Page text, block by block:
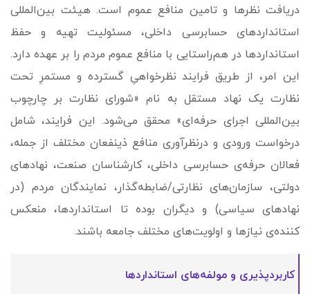
دریافت نظرها و تامین منافع عموم است. هیئت بین‌المللی
استانداردهای حسابرسی داخلی، مسئولیت تهیه و حفظ
استانداردها در هم‌راستایی با منافع عموم مردم را بر عهده دارد.
این امر، از طریق فرایند نظرخواهیِ گسترده و مستمرِ تحت
نظارت یک نهاد مستقل به نام «شورای نظارت بر چارچوب
بین‌المللی اجرای حرفه‌­ای» محقق می‌شود. این فرایند، شامل
درخواست ورودی و درنظرآوری منافع ذینفعان مختلف از جمله،
فعالان حرفه‌ی حسابرسی داخلی، کارشناسان صنعت، نهادهای
دولتی، سازمان‌های نظارتی/ضابطه‌گذار، نمایندگان مردم (در
نهادهای سیاسی) و دیگران بوده تا استانداردها، منعکس
کننده‌ی نیازها و اولویت‌های مختلف جامعه باشند.
کاربردپذیری و مولفه‌های استانداردها